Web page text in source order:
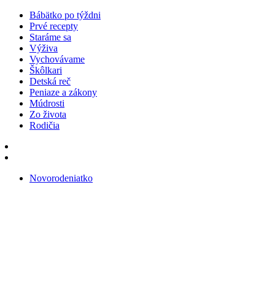
Bábätko po týždni
Prvé recepty
Staráme sa
Výživa
Vychovávame
Škôlkari
Detská reč
Peniaze a zákony
Múdrosti
Zo života
Rodičia
Novorodeniatko